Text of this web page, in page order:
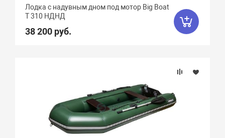
Лодка с надувным дном под мотор Big Boat
T 310 НДНД
38 200 руб.